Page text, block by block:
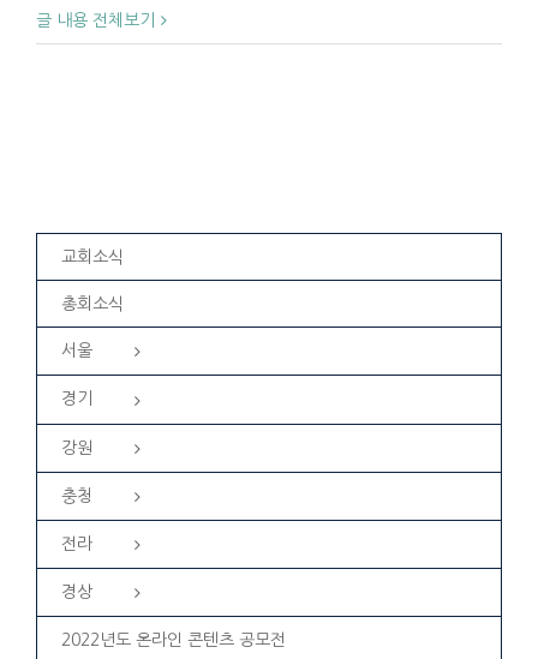
글 내용 전체보기
교회소식
총회소식
서울
경기
강원
충청
전라
경상
2022년도 온라인 콘텐츠 공모전